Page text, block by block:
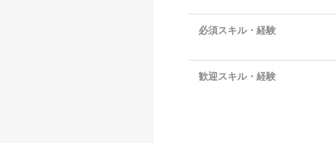
必須スキル・経験
歓迎スキル・経験